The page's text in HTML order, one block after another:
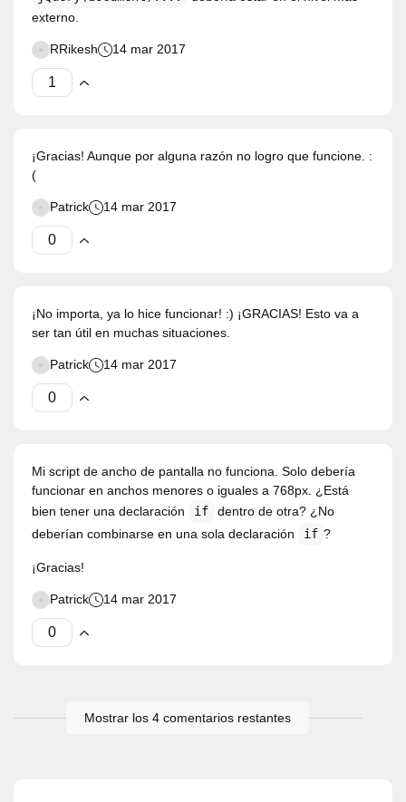
externo.
RRikesh 14 mar 2017
¡Gracias! Aunque por alguna razón no logro que funcione. :
(
Patrick 14 mar 2017
¡No importa, ya lo hice funcionar! :) ¡GRACIAS! Esto va a
ser tan útil en muchas situaciones.
Patrick 14 mar 2017
Mi script de ancho de pantalla no funciona. Solo debería
funcionar en anchos menores o iguales a 768px. ¿Está
bien tener una declaración
if
dentro de otra? ¿No
deberían combinarse en una sola declaración
if ?
¡Gracias!
Patrick 14 mar 2017
Mostrar los 4 comentarios restantes